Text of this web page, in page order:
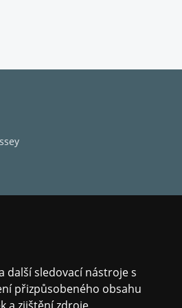
další sledovací nástroje s
přizpůsobeného obsahu